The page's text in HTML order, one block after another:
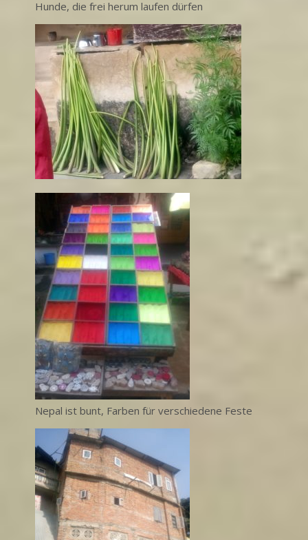
Hunde, die frei herum laufen dürfen
Nepal ist bunt, Farben für verschiedene Feste